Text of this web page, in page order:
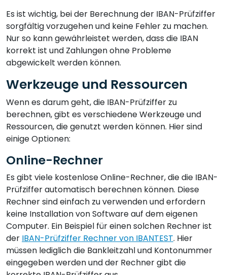
Es ist wichtig, bei der Berechnung der IBAN-Prüfziffer
sorgfältig vorzugehen und keine Fehler zu machen.
Nur so kann gewährleistet werden, dass die IBAN
korrekt ist und Zahlungen ohne Probleme
abgewickelt werden können.
Werkzeuge und Ressourcen
Wenn es darum geht, die IBAN-Prüfziffer zu
berechnen, gibt es verschiedene Werkzeuge und
Ressourcen, die genutzt werden können. Hier sind
einige Optionen:
Online-Rechner
Es gibt viele kostenlose Online-Rechner, die die IBAN-
Prüfziffer automatisch berechnen können. Diese
Rechner sind einfach zu verwenden und erfordern
keine Installation von Software auf dem eigenen
Computer. Ein Beispiel für einen solchen Rechner ist
der IBAN-Prüfziffer Rechner von IBANTEST. Hier
müssen lediglich die Bankleitzahl und Kontonummer
eingegeben werden und der Rechner gibt die